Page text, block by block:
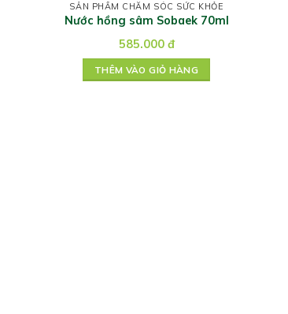
SẢN PHẨM CHĂM SÓC SỨC KHỎE
Nước hồng sâm Sobaek 70ml
585.000 đ
THÊM VÀO GIỎ HÀNG